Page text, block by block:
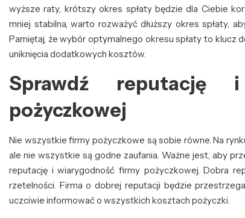
wyższe raty, krótszy okres spłaty będzie dla Ciebie
mniej stabilna, warto rozważyć dłuższy okres spłaty,
Pamiętaj, że wybór optymalnego okresu spłaty to klucz
uniknięcia dodatkowych kosztów.
Sprawdź reputację
pożyczkowej
Nie wszystkie firmy pożyczkowe są sobie równe. Na
ale nie wszystkie są godne zaufania. Ważne jest, aby
reputację i wiarygodność firmy pożyczkowej. Dobra
rzetelności. Firma o dobrej reputacji będzie
uczciwie informować o wszystkich kosztach pożyczki.